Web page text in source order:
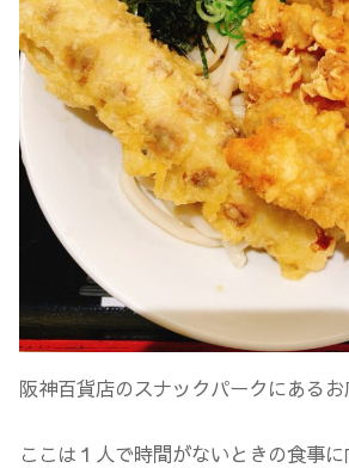
阪神百貨店のスナックパークにあるお
ここは１人で時間がないときの食事に